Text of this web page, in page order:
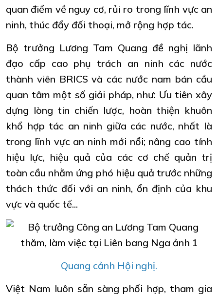
quan điểm về nguy cơ, rủi ro trong lĩnh vực an
ninh, thúc đẩy đối thoại, mở rộng hợp tác.
Bộ trưởng Lương Tam Quang đề nghị lãnh
đạo cấp cao phụ trách an ninh các nước
thành viên BRICS và các nước nam bán cầu
quan tâm một số giải pháp, như: Ưu tiên xây
dựng lòng tin chiến lược, hoàn thiện khuôn
khổ hợp tác an ninh giữa các nước, nhất là
trong lĩnh vực an ninh mới nổi; nâng cao tính
hiệu lực, hiệu quả của các cơ chế quản trị
toàn cầu nhằm ứng phó hiệu quả trước những
thách thức đối với an ninh, ổn định của khu
vực và quốc tế...
Quang cảnh Hội nghị.
Việt Nam luôn sẵn sàng phối hợp, tham gia